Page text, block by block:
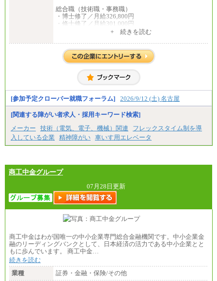
総合職（技術職・事務職）
・博士修了／月給326,800円
・修士修了／月給301,000円
・大学卒／月給282,000円
・高専卒（本科）／月給256,000円
一般事務職
・高専卒（専攻科）／月給206,400円
・高専卒（本科）月給197,800円
・短大卒／月給197,800円
・専門卒（2年）／月給197,800円
※試用期間中も給与に変更はございません。
中途：
（１）（２）
月給：270,000円～
想定年収：490万円～1,100万円
・1,090万円/38歳・月給59万円 *残業代・家族手当
対象外
（３）
月給：190,000円～
想定年収：340万円～610万円
年収例：
・460万円/28歳・月給26万円
（４）
月給：201,000円～
想定年収：360万円～680万円
・520万円/32歳・月給29万円
+ 続きを読む
[参加予定クローバー就職フォーラム] 2026/9/12 (土) 名古屋
[関連する障がい者求人・採用キーワード検索]
メーカー
技術（電気、電子、機械）関連
フレックスタイム制を導
入している企業
精神障がい 車いす用エレベータ
商工中金グループ
07月28日更新
商工中金はわが国唯一の中小企業専門総合金融機関です。中小企業金
融のリーディングバンクとして、日本経済の活力である中小企業とと
もに歩んでいます。 商工中金…
続きを読む
業種
証券・金融・保険/その他